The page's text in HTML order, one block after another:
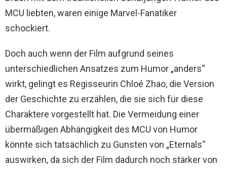
MCU liebten, waren einige Marvel-Fanatiker
schockiert.
Doch auch wenn der Film aufgrund seines
unterschiedlichen Ansatzes zum Humor „anders“
wirkt, gelingt es Regisseurin Chloé Zhao, die Version
der Geschichte zu erzählen, die sie sich für diese
Charaktere vorgestellt hat. Die Vermeidung einer
übermäßigen Abhängigkeit des MCU von Humor
könnte sich tatsächlich zu Gunsten von „Eternals“
auswirken, da sich der Film dadurch noch stärker von